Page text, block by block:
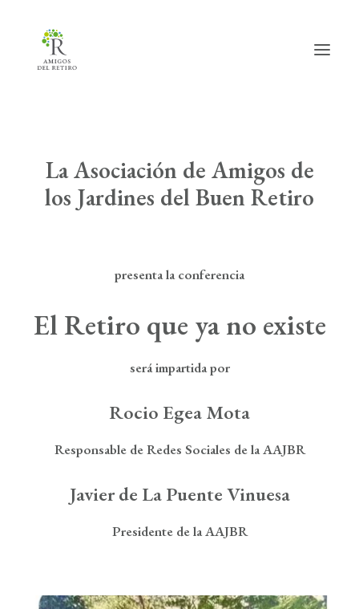
Inicio
Hazte amig@
La Asociación
Boletín de Noticias
Search
La Asociación de Amigos de
los Jardines del Buen Retiro
presenta la conferencia
El Retiro que ya no existe
será impartida por
Rocio Egea Mota
Responsable de Redes Sociales de la AAJBR
Javier de La Puente Vinuesa
Presidente de la AAJBR